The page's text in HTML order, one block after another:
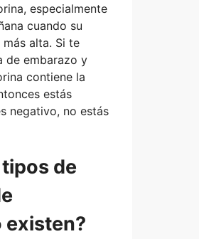
especialmente
cuando su
alta. Si te
de embarazo y
contiene la
estás
negativo, no estás
de
existen?